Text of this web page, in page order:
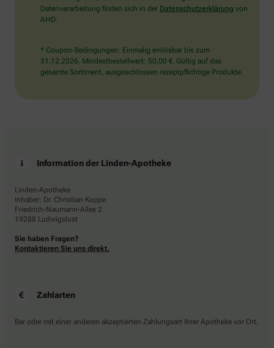
Datenverarbeitung finden sich in der Datenschutzerklärung von
AHD.
* Coupon-Bedingungen: Einmalig einlösbar bis zum
31.12.2026. Mindestbestellwert: 50,00 €. Gültig auf das
gesamte Sortiment, ausgeschlossen rezeptpflichtige Produkte.
Information der Linden-Apotheke
Linden-Apotheke
Inhaber: Dr. Christian Koppe
Friedrich-Naumann-Allee 2
19288 Ludwigslust
Sie haben Fragen?
Kontaktieren Sie uns direkt.
Zahlarten
Bar oder mit einer anderen akzeptierten Zahlungsart Ihrer Apotheke vor Ort.